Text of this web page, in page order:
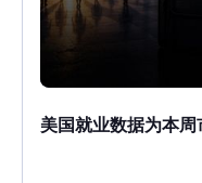
美国就业数据为本